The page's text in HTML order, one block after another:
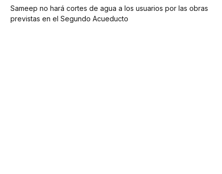
Sameep no hará cortes de agua a los usuarios por las obras
previstas en el Segundo Acueducto